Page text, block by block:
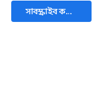
সাবস্ক্রাইব করুন